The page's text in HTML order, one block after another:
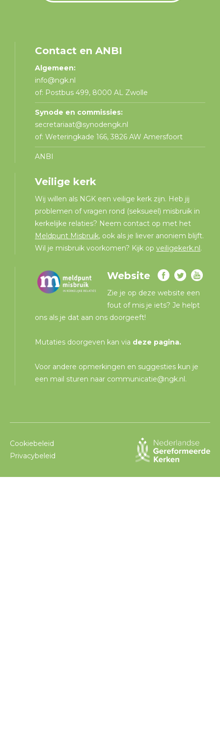
Contact en ANBI
Algemeen:
info@ngk.nl
of: Postbus 499, 8000 AL Zwolle
Synode en commissies:
secretariaat@synodengk.nl
of: Weteringkade 166, 3826 AW Amersfoort
ANBI
Veilige kerk
Wij willen als NGK een veilige kerk zijn. Heb jij
problemen of vragen rond (seksueel) misbruik in
kerkelijke relaties? Neem contact op met het
Meldpunt Misbruik, ook als je liever anoniem blijft.
Wil je misbruik voorkomen? Kijk opveiligekerk.nl.
Website
Zie je op deze website een
fout of mis je iets? Je helpt
ons als je dat aan ons doorgeeft!
Mutaties doorgeven kan via deze pagina.
Voor andere opmerkingen en suggesties kun je
een mail sturen naar communicatie@ngk.nl.
Cookiebeleid
Privacybeleid